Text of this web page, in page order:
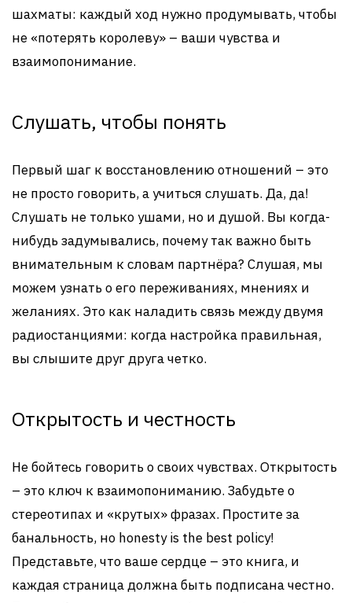
шахматы: каждый ход нужно продумывать, чтобы
не «потерять королеву» – ваши чувства и
взаимопонимание.
Слушать, чтобы понять
Первый шаг к восстановлению отношений – это
не просто говорить, а учиться слушать. Да, да!
Слушать не только ушами, но и душой. Вы когда-
нибудь задумывались, почему так важно быть
внимательным к словам партнёра? Слушая, мы
можем узнать о его переживаниях, мнениях и
желаниях. Это как наладить связь между двумя
радиостанциями: когда настройка правильная,
вы слышите друг друга четко.
Открытость и честность
Не бойтесь говорить о своих чувствах. Открытость
– это ключ к взаимопониманию. Забудьте о
стереотипах и «крутых» фразах. Простите за
банальность, но honesty is the best policy!
Представьте, что ваше сердце – это книга, и
каждая страница должна быть подписана честно.